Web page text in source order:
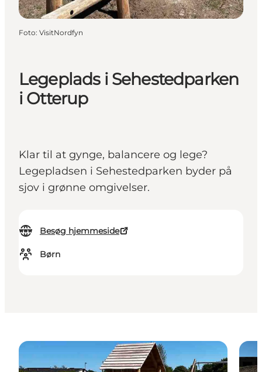
Legeplads i Sehestedparken
i Otterup
Klar til at gynge, balancere og lege?
Legepladsen i Sehestedparken byder på
sjov i grønne omgivelser.
Besøg hjemmeside
Børn
Foto: VisitNordfyn